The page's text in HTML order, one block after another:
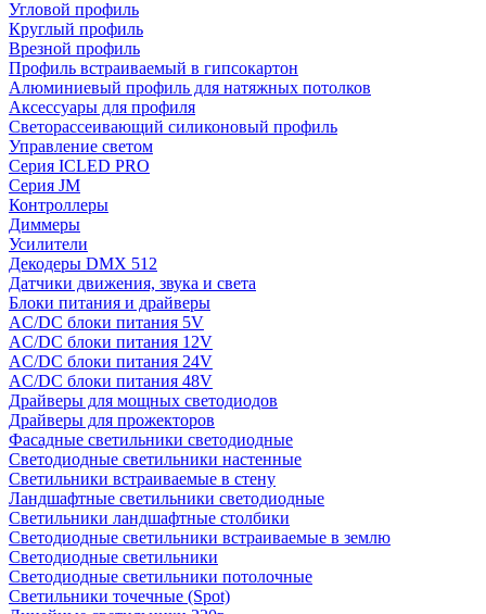
Угловой профиль
Круглый профиль
Врезной профиль
Профиль встраиваемый в гипсокартон
Алюминиевый профиль для натяжных потолков
Аксессуары для профиля
Светорассеивающий силиконовый профиль
Управление светом
Серия ICLED PRO
Серия JM
Контроллеры
Диммеры
Усилители
Декодеры DMX 512
Датчики движения, звука и света
Блоки питания и драйверы
AC/DC блоки питания 5V
AC/DC блоки питания 12V
AC/DC блоки питания 24V
AC/DC блоки питания 48V
Драйверы для мощных светодиодов
Драйверы для прожекторов
Фасадные светильники светодиодные
Светодиодные светильники настенные
Светильники встраиваемые в стену
Ландшафтные светильники светодиодные
Светильники ландшафтные столбики
Светодиодные светильники встраиваемые в землю
Светодиодные светильники
Светодиодные светильники потолочные
Светильники точечные (Spot)